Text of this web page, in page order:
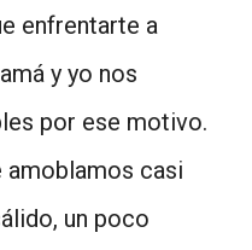
enfrentarte a
y yo nos
por ese motivo.
amoblamos casi
un poco